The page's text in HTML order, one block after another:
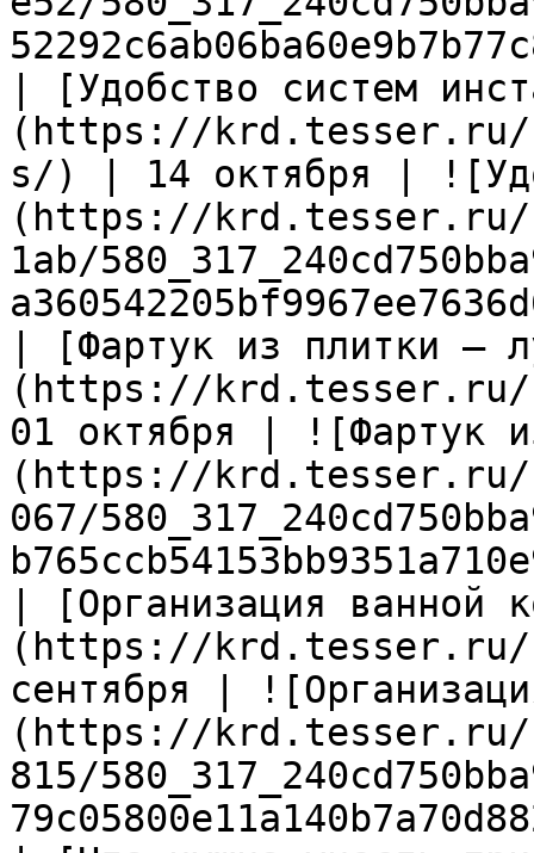
| [Удобство систем
(https://
s/) | 14 октября |
(https://krd.tesser.ru/
1ab/
| [Фартук из плитки –
(https://
01 октября | ![Фартук
(https://krd.tesser.ru/
067/
| [Организация ванной
(https://
сентября |
(https://krd.tesser.ru/
815/